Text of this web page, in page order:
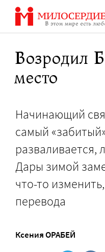
Перейти
содержанию
Возродил
место
Начинающий
самый
разваливается,
Дары зимой
что-то
перевода
Ксения ОРАБЕЙ